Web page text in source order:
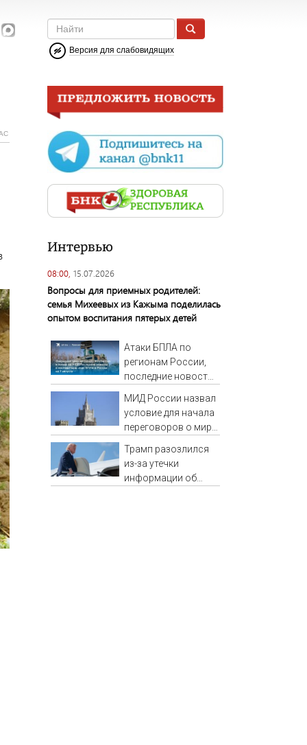
Версия для слабовидящих
Интервью
08:00, 15.07.2026
Вопросы для приемных родителей:
семья Михеевых из Кажыма поделилась
опытом воспитания пятерых детей
Атаки БПЛА по
регионам России,
последние новости
последствия, атаки
на склады
Wildberries,
состояние
пострадавших
МИД России назвал
условие для начала
переговоров о мире
Трамп разозлился
из-за утечки
информации об